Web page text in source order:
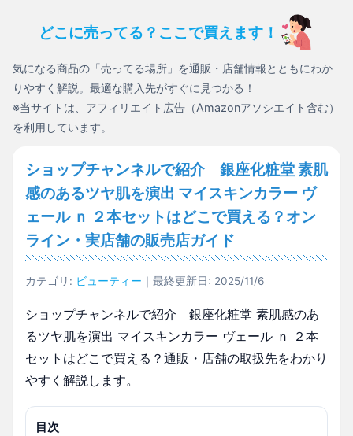
どこに売ってる？ここで買えます！
気になる商品の「売ってる場所」を通販・店舗情報とともにわか
りやすく解説。最適な購入先がすぐに見つかる！
※当サイトは、アフィリエイト広告（Amazonアソシエイト含む）
を利用しています。
ショップチャンネルで紹介 銀座化粧堂 素肌
感のあるツヤ肌を演出 マイスキンカラー ヴ
ェール ｎ ２本セットはどこで買える？オン
ライン・実店舗の販売店ガイド
カテゴリ: ビューティー ｜最終更新日: 2025/11/6
ショップチャンネルで紹介 銀座化粧堂 素肌感のあ
るツヤ肌を演出 マイスキンカラー ヴェール ｎ ２本
セットはどこで買える？通販・店舗の取扱先をわかり
やすく解説します。
目次